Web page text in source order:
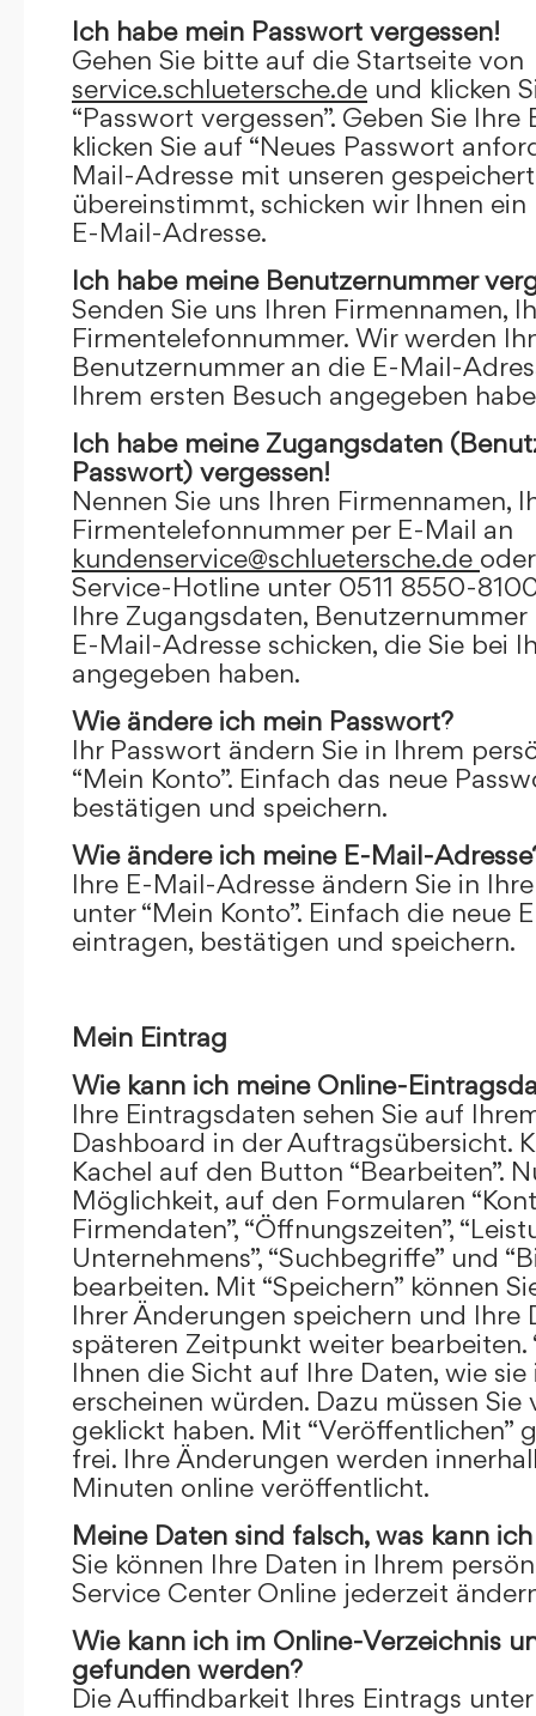
Ich habe mein Passwort vergessen!
Gehen Sie bitte auf die Startseite von
service.schluetersche.de und klicken
“Passwort vergessen”. Geben Sie
klicken Sie auf “Neues Passwort
Mail-Adresse mit unseren
übereinstimmt, schicken wir Ihnen
E-Mail-Adresse.
Ich habe meine Benutzernummer
Senden Sie uns Ihren Firmennamen,
Firmentelefonnummer. Wir werden
Benutzernummer an die E-Mail-
Ihrem ersten Besuch angegeben
Ich habe meine Zugangsdaten
Passwort) vergessen!
Nennen Sie uns Ihren Firmennamen,
Firmentelefonnummer per E-Mail an
kundenservice@schluetersche.de
Service-Hotline unter 0511 8550-
Ihre Zugangsdaten,
E-Mail-Adresse schicken, die Sie bei
angegeben haben.
Wie ändere ich mein Passwort?
Ihr Passwort ändern Sie in Ihrem
“Mein Konto”. Einfach das neue
bestätigen und speichern.
Wie ändere ich meine E-Mail-
Ihre E-Mail-Adresse ändern Sie in
unter “Mein Konto”. Einfach die neue
eintragen, bestätigen und speichern.
Mein Eintrag
Wie kann ich meine Online-
Ihre Eintragsdaten sehen Sie auf
Dashboard in der Auftragsübersicht.
Kachel auf den Button “Bearbeiten”.
Möglichkeit, auf den Formularen
Firmendaten”, “Öffnungszeiten”,
Unternehmens”, “Suchbegriffe” und
bearbeiten. Mit “Speichern” können
Ihrer Änderungen speichern und Ihre
späteren Zeitpunkt weiter bearbeiten.
Ihnen die Sicht auf Ihre Daten, wie
erscheinen würden. Dazu müssen Sie
geklickt haben. Mit “Veröffentlichen”
frei. Ihre Änderungen werden
Minuten online veröffentlicht.
Meine Daten sind falsch, was kann
Sie können Ihre Daten in Ihrem
Service Center Online jederzeit
Wie kann ich im Online-Verzeichnis
gefunden werden?
Die Auffindbarkeit Ihres Eintrags